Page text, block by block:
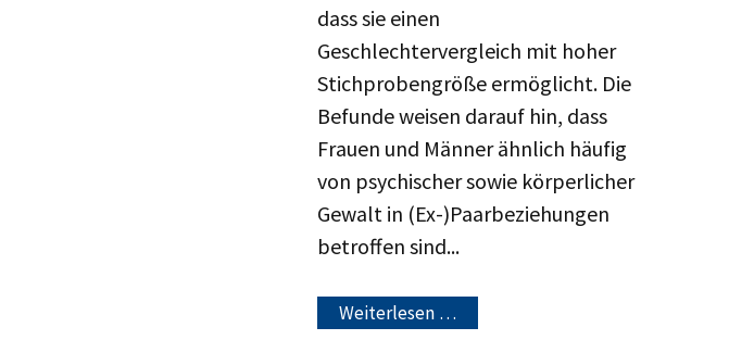
dass sie einen
Geschlechtervergleich mit hoher
Stichprobengröße ermöglicht. Die
Befunde weisen darauf hin, dass
Frauen und Männer ähnlich häufig
von psychischer sowie körperlicher
Gewalt in (Ex-)Paarbeziehungen
betroffen sind...
Weiterlesen …